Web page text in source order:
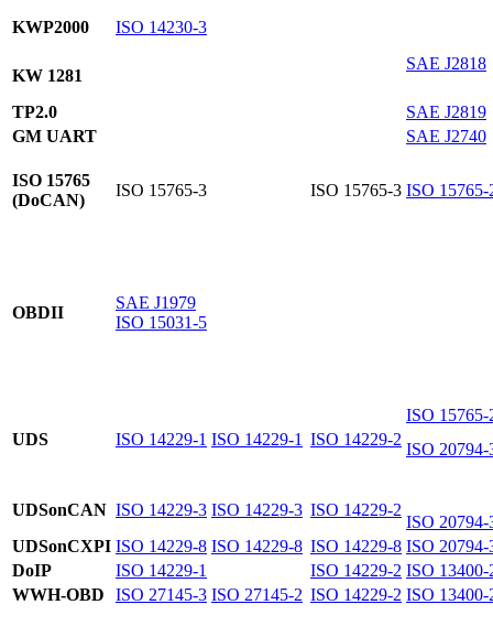
KWP2000 ISO 14230‑3
KW 1281
SAE J2818
TP2.0
SAE J2819
GM UART
SAE J2740
ISO 15765
(DoCAN)
ISO 15765‑3 ISO 15765‑3 ISO
OBDII
SAE J1979
ISO 15031‑5
UDS ISO 14229‑1 ISO 14229‑1 ISO 14229‑2
ISO
ISO
UDSonCAN ISO 14229‑3 ISO 14229‑3 ISO 14229‑2
ISO
UDSonCXPI ISO 14229‑8 ISO 14229‑8 ISO 14229‑8 ISO
DoIP
ISO 14229‑1 ISO 14229‑2 ISO
WWH‑OBD
ISO 27145‑3 ISO 27145‑2 ISO 14229‑2 ISO